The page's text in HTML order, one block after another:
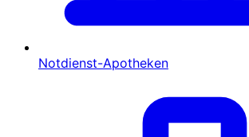
Notdienst-Apotheken